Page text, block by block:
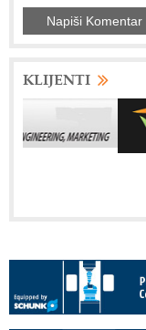
KLIJENTI